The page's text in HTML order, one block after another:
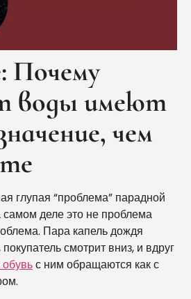
Почему
воды имеют
чем
глупая “проблема” парадной
самом деле это не проблема
Пара капель дождя
смотрит вниз, и вдруг
обувьс ним обращаются как с